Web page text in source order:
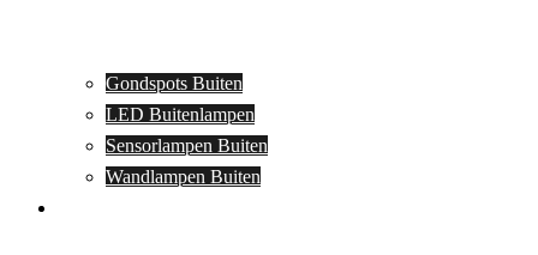
Gondspots Buiten
LED Buitenlampen
Sensorlampen Buiten
Wandlampen Buiten